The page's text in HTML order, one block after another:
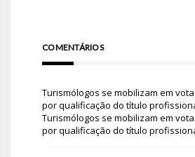
COMENTÁRIOS
Turismólogos se mobilizam em
por qualificação do título
Turismólogos se mobilizam em
por qualificação do título